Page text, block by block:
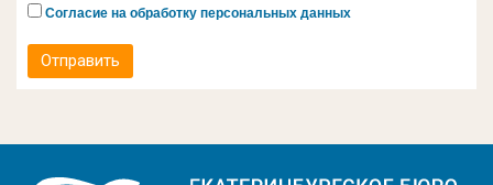
Согласие на обработку персональных данных
Отправить